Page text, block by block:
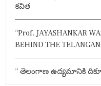
కవిత
“Prof. JAYASHANKAR
BEHIND THE
” తెలంగాణ ఉద్యమానికి